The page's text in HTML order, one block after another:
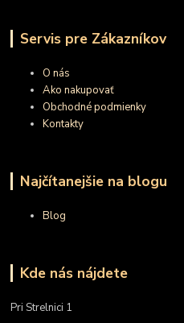
Servis pre Zákazníkov
O nás
Ako nakupovať
Obchodné podmienky
Kontakty
Najčítanejšie na blogu
Blog
Kde nás nájdete
Pri Strelnici 1